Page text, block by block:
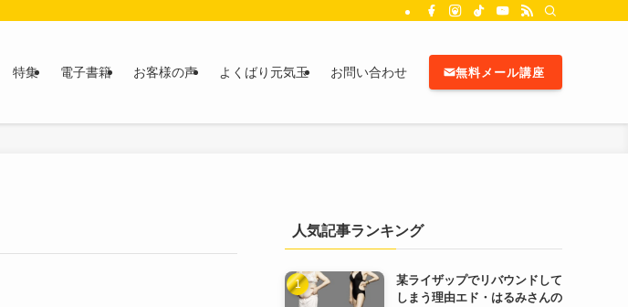
特集 電子書籍 お客様の声 よくばり元気玉 お問い合わせ 無料メール講座
人気記事ランキング
某ライザップでリバウンドして
しまう理由エド・はるみさんの